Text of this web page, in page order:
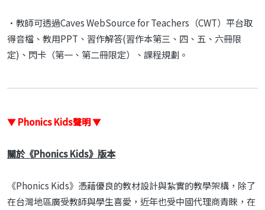
•教師可透過Caves WebSource for Teachers（CWT）平台取
得音檔、教用PPT、習作解答(習作本第三、四、五、六冊限
定)、閃卡（第一、第二冊限定）、課程規劃。
▼Phonics Kids聲明▼
關於《Phonics Kids》版本
《Phonics Kids》憑藉優良的教材設計與紮實的教學架構，除了
在台灣地區廣受教師與學生喜愛，近年也受中國代理商青睞，在